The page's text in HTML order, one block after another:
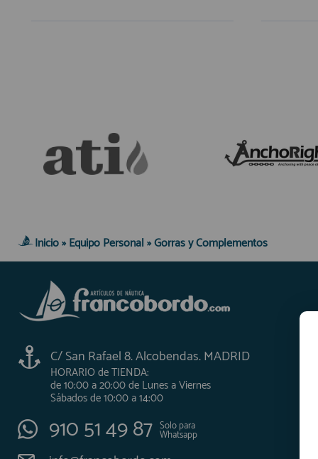
Inicio» Equipo Personal»Gorras y Complementos
C/ San Rafael 8. Alcobendas. MADRID
HORARIO de TIENDA:
de 10:00 a 20:00 de Lunes a Viernes
Sábados de 10:00 a 14:00
910 51 49 87 Solo para
Whatsapp